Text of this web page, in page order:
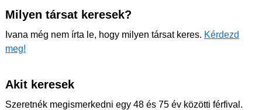
Milyen társat keresek?
Ivana még nem írta le, hogy milyen társat keres. Kérdezd
meg!
Akit keresek
Szeretnék megismerkedni egy 48 és 75 év közötti férfival.